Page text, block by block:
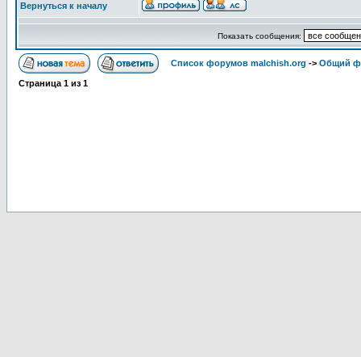
Вернуться к началу
Показать сообщения:
Список форумов malchish.org -> Общий
Страница 1 из 1